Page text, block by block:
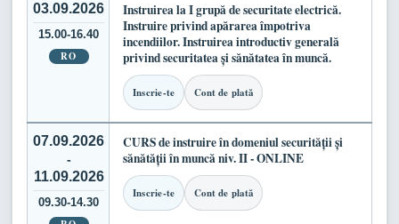
03.09.2026
15.00-16.40
RO
Instruirea la I grupă de securitate electrică.
Instruire privind apărarea împotriva
incendiilor. Instruirea introductiv generală
privind securitatea și sănătatea în muncă.
Inscrie-te Cont de plată
07.09.2026
-
11.09.2026
09.30-14.30
CURS de instruire în domeniul securității și
sănătății în muncă niv. II - ONLINE
Inscrie-te Cont de plată